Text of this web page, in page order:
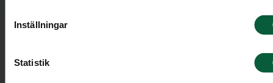
Inställningar
Statistik
Så fungerar tjänsten